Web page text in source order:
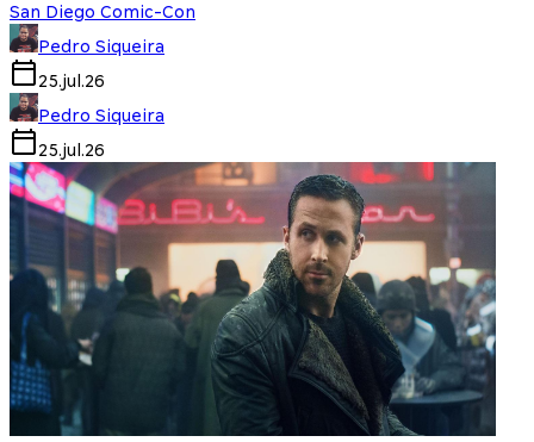
San Diego Comic-Con
Pedro Siqueira
25.jul.26
Pedro Siqueira
25.jul.26